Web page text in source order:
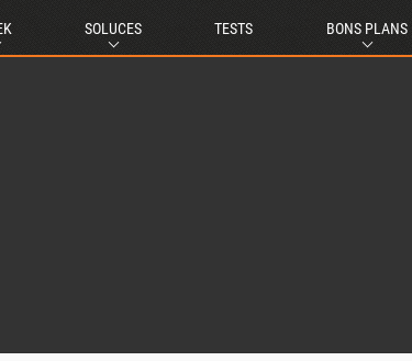
SOLUCES TESTS BONS PLANS